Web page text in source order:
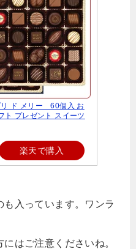
リ ド メリー 60個入 お
ト プレゼント スイーツ
楽天で購入
入っています。ワンラ
はご注意くださいね。